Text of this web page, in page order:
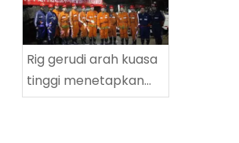
Rig gerudi arah kuasa
tinggi menetapkan
rekod dunia baru